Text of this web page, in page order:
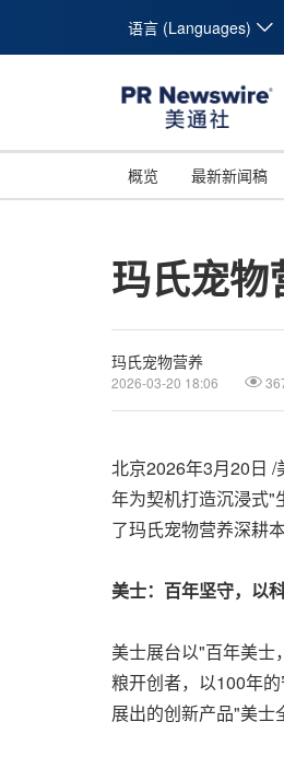
语言 (Languages)
概览 最新新闻稿
玛氏宠物
玛氏宠物营养
2026-03-20 18:06
北京2026年3月20日 /
年为契机打造沉浸式"
了玛氏宠物营养深耕
美士：百年坚守，以
美士展台以"百年美
粮开创者，以100年
展出的创新产品"美士